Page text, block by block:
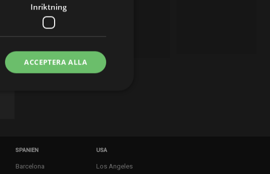
SPANIEN
Barcelona
USA
Los Angeles
Inriktning
ACCEPTERA ALLA